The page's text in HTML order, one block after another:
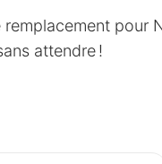
pour
attendre !